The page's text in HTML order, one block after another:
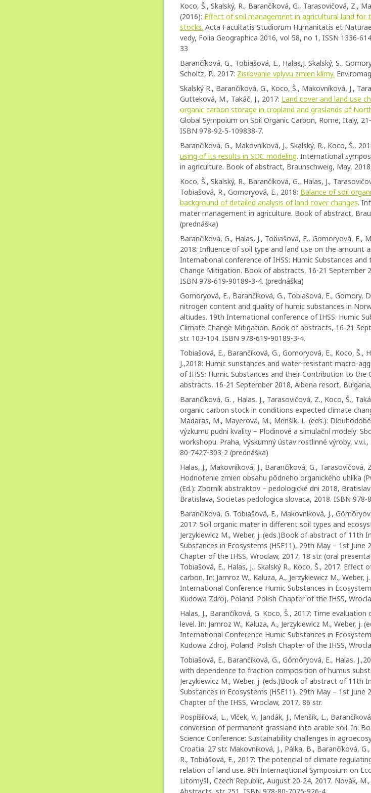
Koco, Š., Skalský, R., Barančíková, G., Tarasovičová, Z.,
(2016): Effect of soil management in agricultural land for
stocks. Acta Facultatis Studiorum Humanitatis et
vedy, Folia Geographica 2016, vol 58, no 1, ISSN 1336-
33
Barančíková, G., Tobiašová, E., Halas,J. Skalský, S.,
Scholtz, P., 2017: Zisťovanie vplyvu zmien klímy.
Skalský R., Barančíková, G., Koco, Š., Makovníková, J.,
Gutteková, M., Takáč, J., 2017: Land cover and land use
organic carbon storage in cropland and graslands of
Global Sympoium on Soil Organic Carbon, Rome, Italy,
ISBN 978-92-5-109838-7.
Barančíková, G., Makovníková, J., Skalský, R., Koco, Š.,
using of its results in SOC modeling. International
in agriculture. Book of abstract, Braunschweig, May,
Koco, Š., Skalský, R., Barančíková, G., Halas, J.,
Tobiašová, R., Gomoryová, E., 2018: Balance of soil
background of detailed analysis of land cover changes.
mater management in agriculture. Book of abstract,
(prednáška)
Barančíková, G., Halas, J., Tobiašová, E., Gomoryová, E.,
2018: Influence of soil type and land use on the amount
International conference of IHSS: Humic Substances
Change Mitigation. Book of abstracts, 16-21 September
ISBN 978-619-90189-3-4. (prednáška)
Gomoryová, E., Barančíková, G., Tobiašová, E., Gomory,
nitrogen content and quality of humic substances in
altiudes. 19th International conference of IHSS: Humic
Climate Change Mitigation. Book of abstracts, 16-21
str. 103-104. ISBN 978-619-90189-3-4.
Tobiašová, E., Barančíková, G., Gomoryová, E., Koco, Š.,
J.,2018: Humic sunstances and water-resistant macro-
of IHSS: Humic Substances and their Contribution to
abstracts, 16-21 September 2018, Albena resort,
Barančíková, G. , Halas, J., Tarasovičová, Z., Koco, Š.,
organic carbon stock in conditions expected climate
Madaras, M., Mayerová, M., Menšík, L. (eds.):
výzkumu pudni kvality – Plodinové a simulační modely:
workshopu. Praha, Výskumný ústav rostlinné výroby,
80-7427-303-2 (prednáška)
Halas, J., Makovníková, J., Barančíková, G., Tarasovičová,
Hodnotenie zmien obsahu pôdneho organického uhlíka
(Ed.): Zborník abstraktov – pedologické dni 2018,
Bratislava, Societas pedologica slovaca, 2018. ISBN 978-
Barančíková, G. Tobiašová, E., Makovníková, J.,
2017: Soil organic mater in different soil types and
Jerzykiewicz M., Weber, j. (eds.)Book of abstract of 11th
Substances in Ecosystems (HSE11), 29th May – 1st June
Chapter of the IHSS, Wroclaw, 2017, 18 str. (oral
Tobiašová, E., Halas, J., Skalský R., Koco, Š., 2017:
carbon. In: Jamroz W., Kaluza, A., Jerzykiewicz M.,
International Conference Humic Substances in
Kudowa Zdroj, Poland. Polish Chapter of the IHSS,
Halas, J., Barančíková, G. Koco, Š., 2017: Time
level. In: Jamroz W., Kaluza, A., Jerzykiewicz M., Weber,
International Conference Humic Substances in
Kudowa Zdroj, Poland. Polish Chapter of the IHSS,
Tobiašová, E., Barančíková, G., Gömöryová, E., Halas,
with dependence to fraction composition of humus
Jerzykiewicz M., Weber, j. (eds.)Book of abstract of 11th
Substances in Ecosystems (HSE11), 29th May – 1st June
Chapter of the IHSS, Wroclaw, 2017, 86 str.
Pospíšilová, L., Vlček, V., Jandák, J., Menšík, L.,
conversion of permanent grassland into arable soil. In:
Science Conference: Sustainability challenges in
Croatia. 27 str. Makovníková, J., Pálka, B., Barančíková,
R., Tobiášová, E., 2017: The potencial of climate
relation of land use. 9th Internaqtional Symposium on
Litomyšl., Czech Republic, August 20-24, 2017. Novák,
Abstracts, str. 251, ISBN 978-80-7075-926-4.